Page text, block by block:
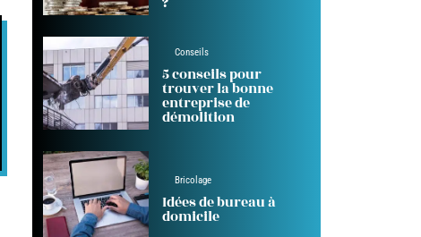
Conseils
5 conseils pour
trouver la bonne
entreprise de
démolition
Bricolage
Idées de bureau à
domicile